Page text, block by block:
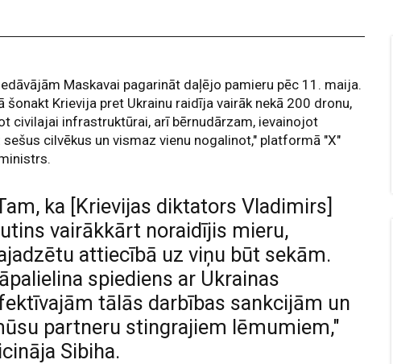
Maskavai pagarināt daļējo pamieru pēc 11. maija.
šonakt Krievija pret Ukrainu raidīja vairāk nekā 200 dronu,
civilajai infrastruktūrai, arī bērnudārzam, ievainojot
cilvēkus un vismaz vienu nogalinot," platformā "X"
ka [Krievijas diktators Vladimirs]
vairākkārt noraidījis mieru,
attiecībā uz viņu būt sekām.
spiediens ar Ukrainas
tālās darbības sankcijām un
partneru stingrajiem lēmumiem,"
Sibiha.